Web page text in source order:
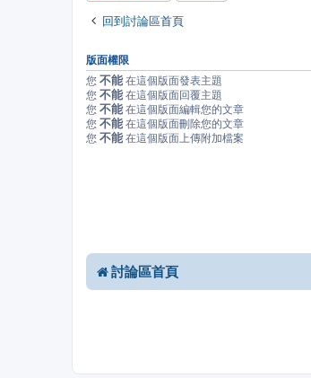
回到討論區首頁
版面權限
您 不能 在這個版面發表主題
您 不能 在這個版面回覆主題
您 不能 在這個版面編輯您的文章
您 不能 在這個版面刪除您的文章
您 不能 在這個版面上傳附加檔案
討論區首頁